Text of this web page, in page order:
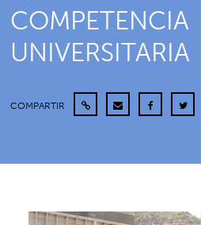
COMPETENCIA
UNIVERSITARIA
COMPARTIR